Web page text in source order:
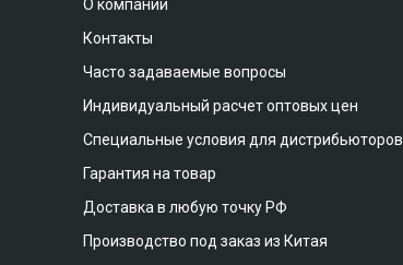
О компании
Контакты
Часто задаваемые вопросы
Индивидуальный расчет оптовых цен
Специальные условия для дистрибьюторов
Гарантия на товар
Доставка в любую точку РФ
Производство под заказ из Китая